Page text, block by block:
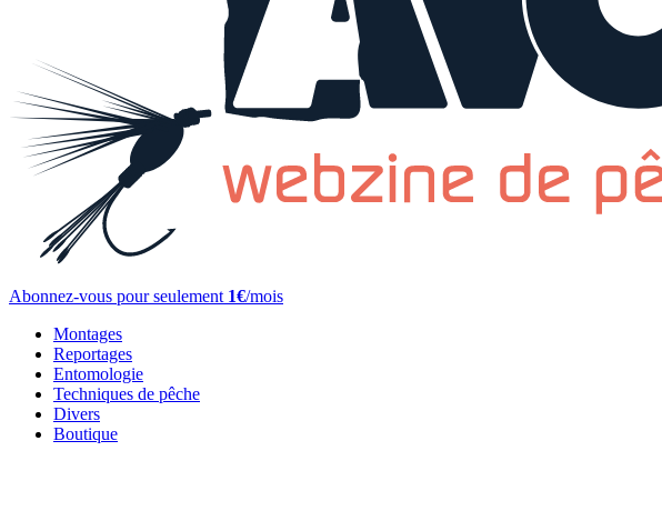
Abonnez-vous pour seulement 1€/mois
Montages
Reportages
Entomologie
Techniques de pêche
Divers
Boutique